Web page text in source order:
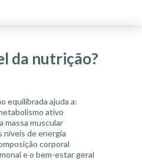
da nutrição?
equilibrada ajuda a:
ativo
massa muscular
níveis de energia
corporal
e o bem-estar geral